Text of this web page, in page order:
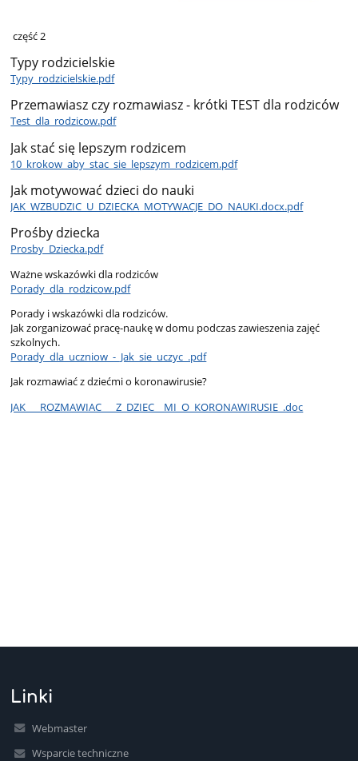
część 2
Typy rodzicielskie
Typy_rodzicielskie.pdf
Przemawiasz czy rozmawiasz - krótki TEST dla rodziców
Test_dla_rodzicow.pdf
Jak stać się lepszym rodzicem
10_krokow_aby_stac_sie_lepszym_rodzicem.pdf
Jak motywować dzieci do nauki
JAK_WZBUDZIC_U_DZIECKA_MOTYWACJE_DO_NAUKI.docx.pdf
Prośby dziecka
Prosby_Dziecka.pdf
Ważne wskazówki dla rodziców
Porady_dla_rodzicow.pdf
Porady i wskazówki dla rodziców.
Jak zorganizować pracę-naukę w domu podczas zawieszenia zajęć
szkolnych.
Porady_dla_uczniow_-_Jak_sie_uczyc_.pdf
Jak rozmawiać z dziećmi o koronawirusie?
JAK___ROZMAWIAC___Z_DZIEC__MI_O_KORONAWIRUSIE_.doc
Linki
Webmaster
Wsparcie techniczne